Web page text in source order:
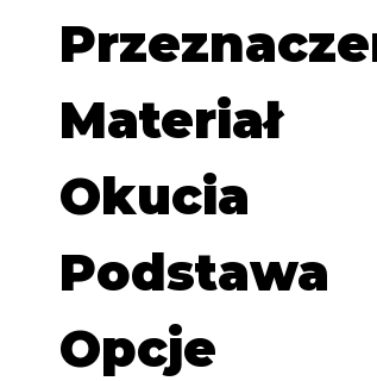
Materiał
Okucia
Opcje
Podstawa